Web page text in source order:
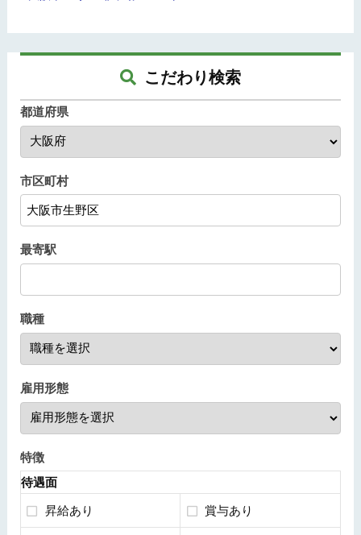
こだわり検索
都道府県
市区町村
最寄駅
職種
雇用形態
特徴
待遇面
昇給あり 賞与あり